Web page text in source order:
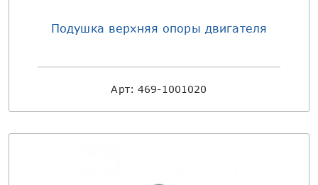
Подушка верхняя опоры двигателя
Арт:469-1001020